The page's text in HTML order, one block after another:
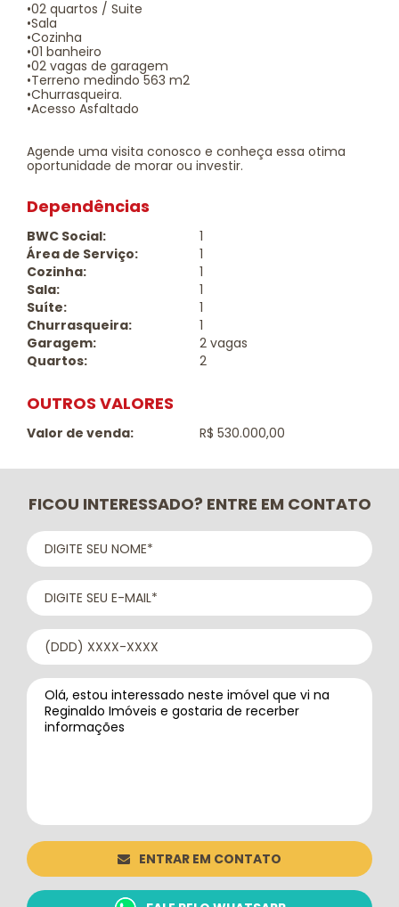
•02 quartos / Suite
•Sala
•Cozinha
•01 banheiro
•02 vagas de garagem
•Terreno medindo 563 m2
•Churrasqueira.
•Acesso Asfaltado
Agende uma visita conosco e conheça essa otima
oportunidade de morar ou investir.
Dependências
BWC Social:
1
Área de Serviço:
1
Cozinha:
1
Sala:
1
Suíte:
1
Churrasqueira:
1
Garagem:
2 vagas
Quartos:
2
OUTROS VALORES
Valor de venda: R$ 530.000,00
FICOU INTERESSADO? ENTRE EM CONTATO
ENTRAR EM CONTATO